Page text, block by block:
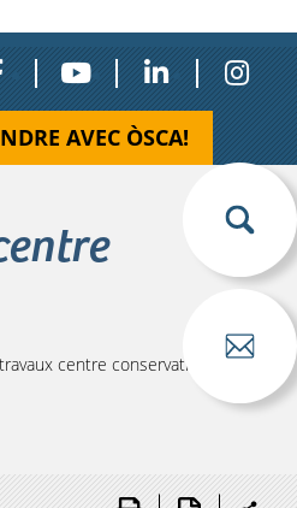
AVEC ÒSCA!
centre conservation et